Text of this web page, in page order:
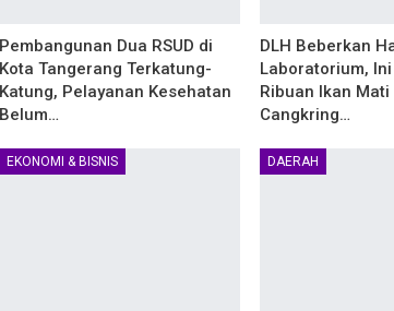
Pembangunan Dua RSUD di
Kota Tangerang Terkatung-
Katung, Pelayanan Kesehatan
Belum…
DLH Beberkan
Laboratorium,
Ribuan Ikan Mati
Cangkring…
EKONOMI & BISNIS DAERAH